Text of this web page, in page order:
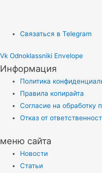
Связаться в Telegram
Vk Odnoklassniki Envelope
Информация
Политика
Правила копирайта
Согласие на обработку
Отказ от
меню сайта
Новости
Статьи